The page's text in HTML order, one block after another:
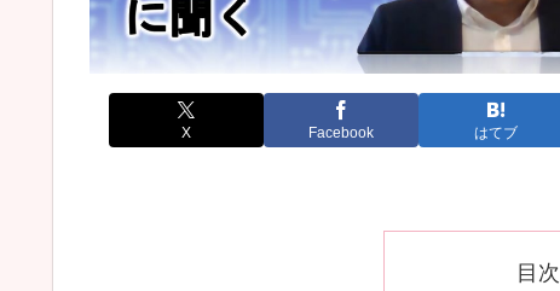
X Facebook はてブ
目次